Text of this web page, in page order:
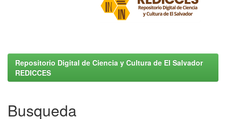
Repositorio Digital de Ciencia y Cultura de El Salvador
REDICCES
Busqueda